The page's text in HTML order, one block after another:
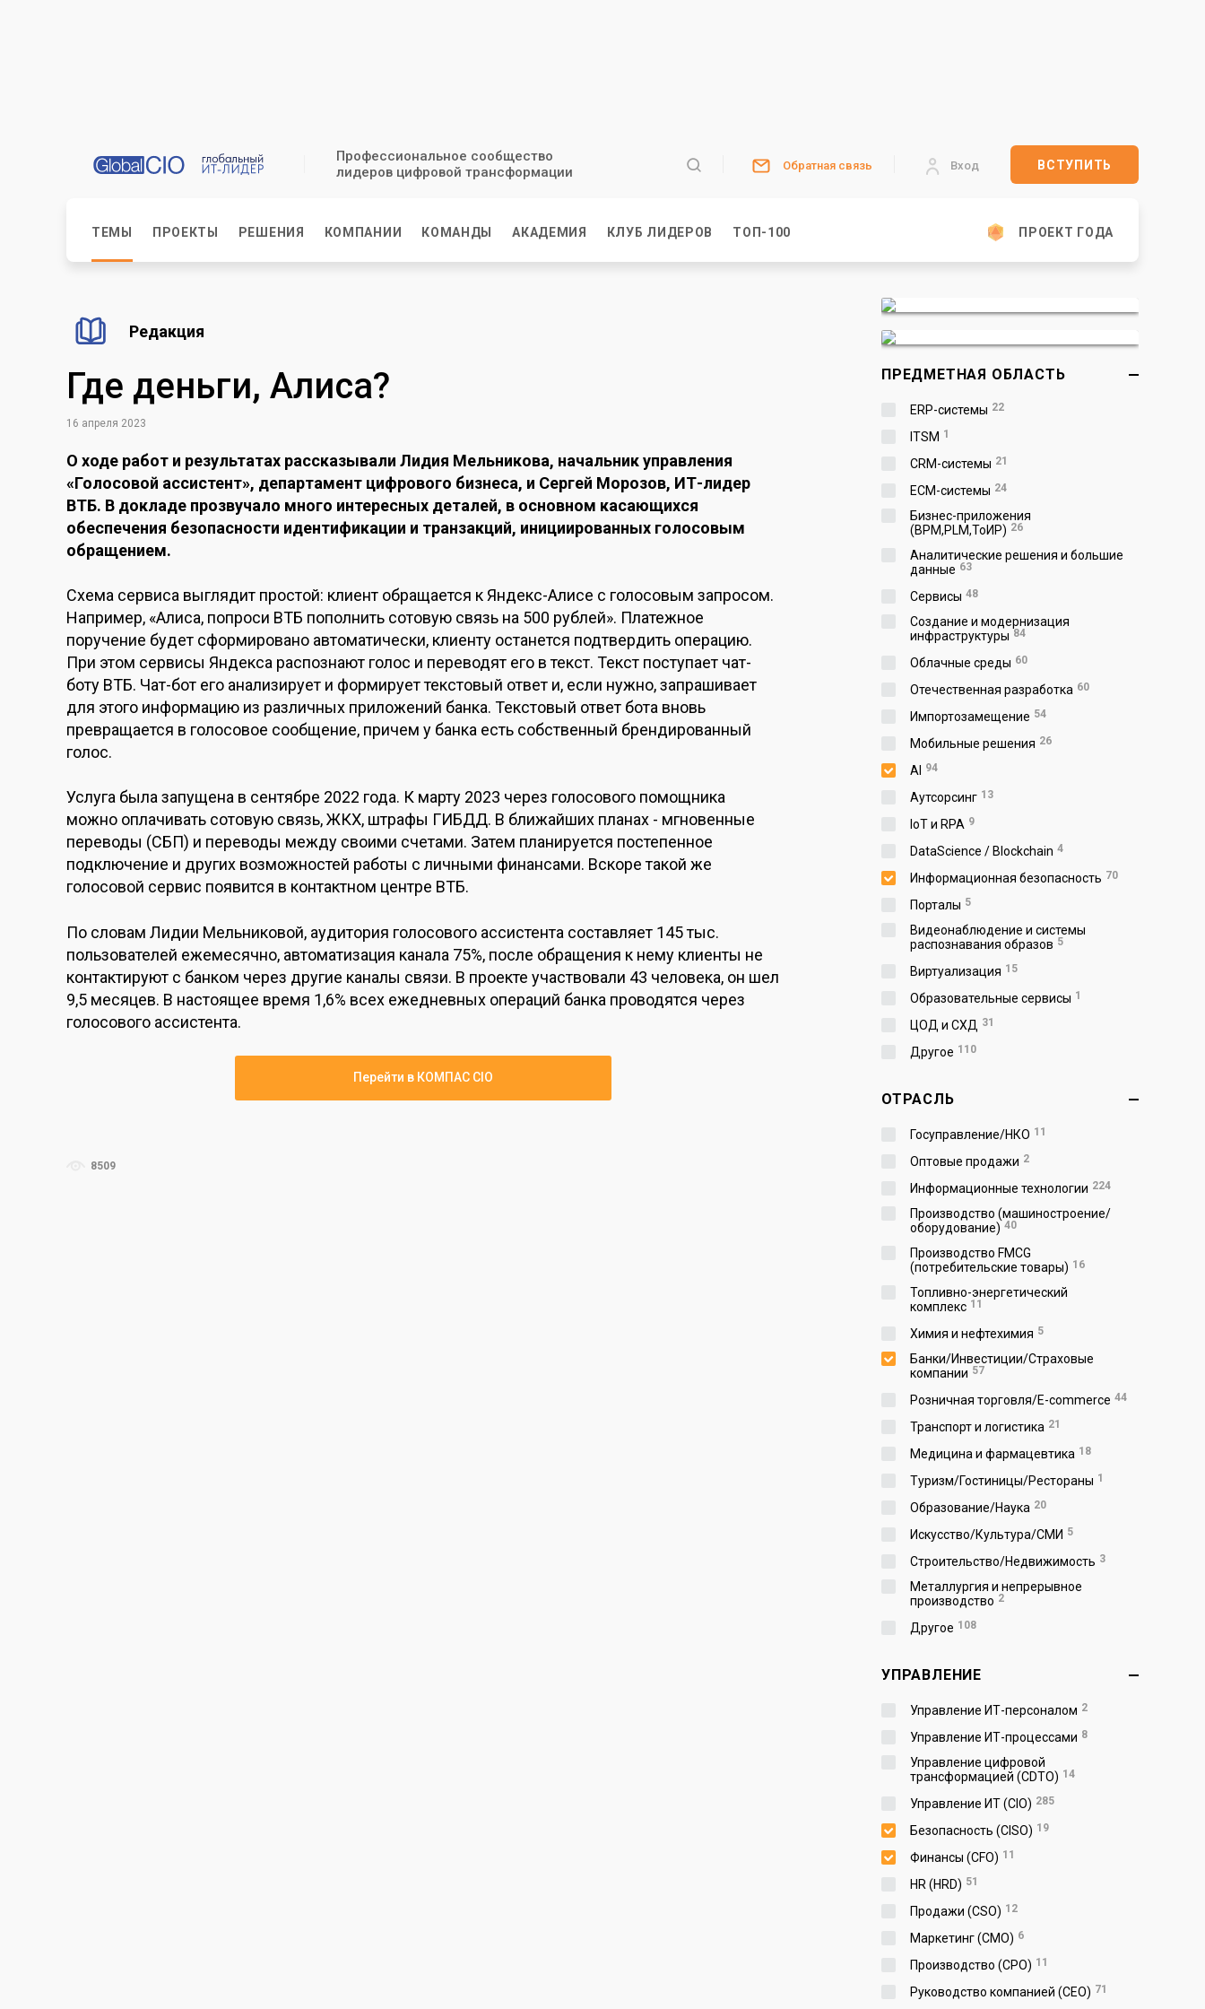
Профессиональное сообщество
лидеров цифровой трансформации
Обратная связь Вход ВСТУПИТЬ
ТЕМЫ ПРОЕКТЫ РЕШЕНИЯ КОМПАНИИ КОМАНДЫ АКАДЕМИЯ КЛУБ ЛИДЕРОВ ТОП-100 ПРОЕКТ ГОДА
Редакция
Где деньги, Алиса?
16 апреля 2023
О ходе работ и результатах рассказывали Лидия Мельникова, начальник управления
«Голосовой ассистент», департамент цифрового бизнеса, и Сергей Морозов, ИТ-лидер
ВТБ. В докладе прозвучало много интересных деталей, в основном касающихся
обеспечения безопасности идентификации и транзакций, инициированных голосовым
обращением.
Схема сервиса выглядит простой: клиент обращается к Яндекс-Алисе с голосовым запросом.
Например, «Алиса, попроси ВТБ пополнить сотовую связь на 500 рублей». Платежное
поручение будет сформировано автоматически, клиенту останется подтвердить операцию.
При этом сервисы Яндекса распознают голос и переводят его в текст. Текст поступает чат-
боту ВТБ. Чат-бот его анализирует и формирует текстовый ответ и, если нужно, запрашивает
для этого информацию из различных приложений банка. Текстовый ответ бота вновь
превращается в голосовое сообщение, причем у банка есть собственный брендированный
голос.
Услуга была запущена в сентябре 2022 года. К марту 2023 через голосового помощника
можно оплачивать сотовую связь, ЖКХ, штрафы ГИБДД. В ближайших планах - мгновенные
переводы (СБП) и переводы между своими счетами. Затем планируется постепенное
подключение и других возможностей работы с личными финансами. Вскоре такой же
голосовой сервис появится в контактном центре ВТБ.
По словам Лидии Мельниковой, аудитория голосового ассистента составляет 145 тыс.
пользователей ежемесячно, автоматизация канала 75%, после обращения к нему клиенты не
контактируют с банком через другие каналы связи. В проекте участвовали 43 человека, он шел
9,5 месяцев. В настоящее время 1,6% всех ежедневных операций банка проводятся через
голосового ассистента.
Перейти в КОМПАС CIO
8509
ПРЕДМЕТНАЯ ОБЛАСТЬ
ERP-системы 22
ITSM 1
CRM-системы 21
ECM-системы 24
Бизнес-приложения
(BPM,PLM,ToИР) 26
Аналитические решения и большие
данные 63
Сервисы 48
Создание и модернизация
инфраструктуры 84
Облачные среды 60
Отечественная разработка 60
Импортозамещение 54
Мобильные решения 26
AI 94
Аутсорсинг 13
IoT и RPA 9
DataScience / Blockchain 4
Информационная безопасность 70
Порталы 5
Видеонаблюдение и системы
распознавания образов 5
Виртуализация 15
Образовательные сервисы 1
ЦОД и СХД 31
Другое 110
ОТРАСЛЬ
Госуправление/НКО 11
Оптовые продажи 2
Информационные технологии 224
Производство (машиностроение/
оборудование) 40
Производство FMCG
(потребительские товары) 16
Топливно-энергетический
комплекс 11
Химия и нефтехимия 5
Банки/Инвестиции/Страховые
компании 57
Розничная торговля/E-commerce 44
Транспорт и логистика 21
Медицина и фармацевтика 18
Туризм/Гостиницы/Рестораны 1
Образование/Наука 20
Искусство/Культура/СМИ 5
Строительство/Недвижимость 3
Металлургия и непрерывное
производство 2
Другое 108
УПРАВЛЕНИЕ
Управление ИТ-персоналом 2
Управление ИТ-процессами 8
Управление цифровой
трансформацией (CDTO) 14
Управление ИТ (CIO) 285
Безопасность (CISO) 19
Финансы (CFO) 11
HR (HRD) 51
Продажи (CSO) 12
Маркетинг (CMO) 6
Производство (СPO) 11
Руководство компанией (CEO) 71